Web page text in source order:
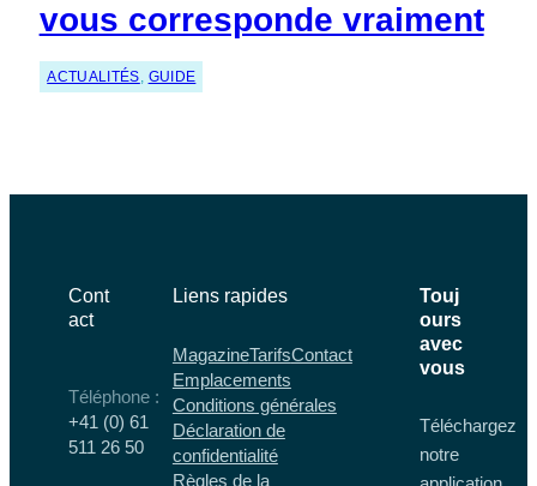
vous corresponde vraiment
ACTUALITÉS GUIDE
Cont
act
Téléphone :
+41 (0) 61
511 26 50
Liens rapides
MagazineTarifsContact
Emplacements
Conditions générales
Déclaration de
confidentialité
Règles de la
Touj
ours
avec
vous
Téléchargez
notre